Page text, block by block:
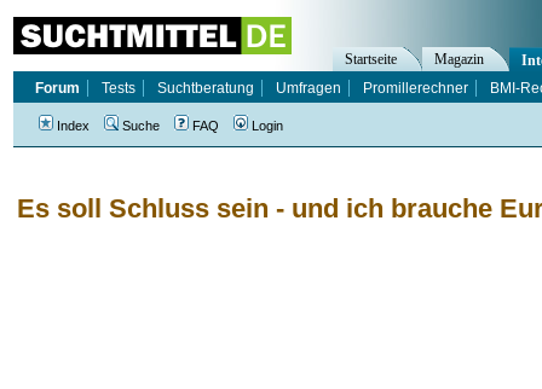
Es soll Schluss sein - und ich brauche
Startseite Magazin
Forum
Tests Suchtberatung Umfragen Promillerechner BMI-
Index Suche FAQ Login